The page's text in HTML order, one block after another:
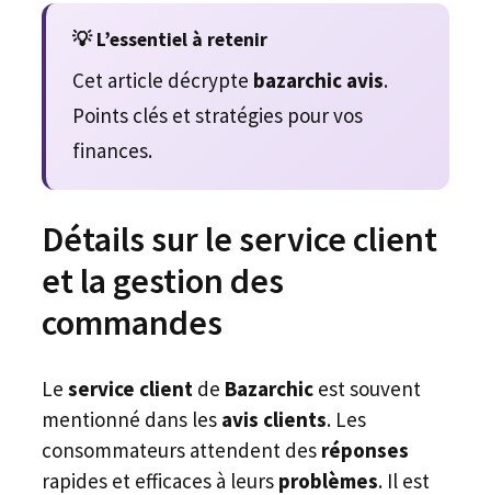
💡 L’essentiel à retenir
Cet article décrypte bazarchic avis.
Points clés et stratégies pour vos
finances.
Détails sur le service client
et la gestion des
commandes
Le service client de Bazarchic est souvent
mentionné dans les avis clients. Les
consommateurs attendent des réponses
rapides et efficaces à leurs problèmes. Il est